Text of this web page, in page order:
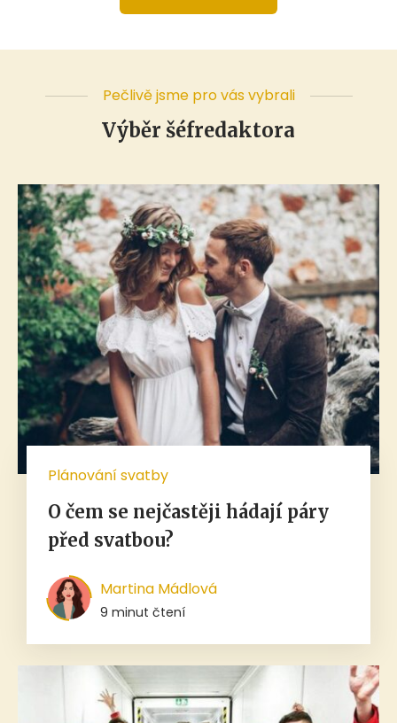
Pečlivě jsme pro vás vybrali
Výběr šéfredaktora
Plánování svatby
O čem se nejčastěji hádají páry
před svatbou?
Martina Mádlová
9 minut čtení